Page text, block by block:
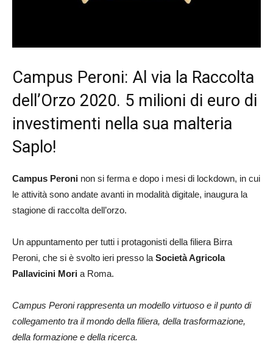
Campus Peroni: Al via la Raccolta
dell’Orzo 2020. 5 milioni di euro di
investimenti nella sua malteria
Saplo!
Campus Peroni non si ferma e dopo i mesi di lockdown, in cui
le attività sono andate avanti in modalità digitale, inaugura la
stagione di raccolta dell’orzo.
Un appuntamento per tutti i protagonisti della filiera Birra
Peroni, che si è svolto ieri presso la Società Agricola
Pallavicini Mori a Roma.
Campus Peroni rappresenta un modello virtuoso e il punto di
collegamento tra il mondo della filiera, della trasformazione,
della formazione e della ricerca.